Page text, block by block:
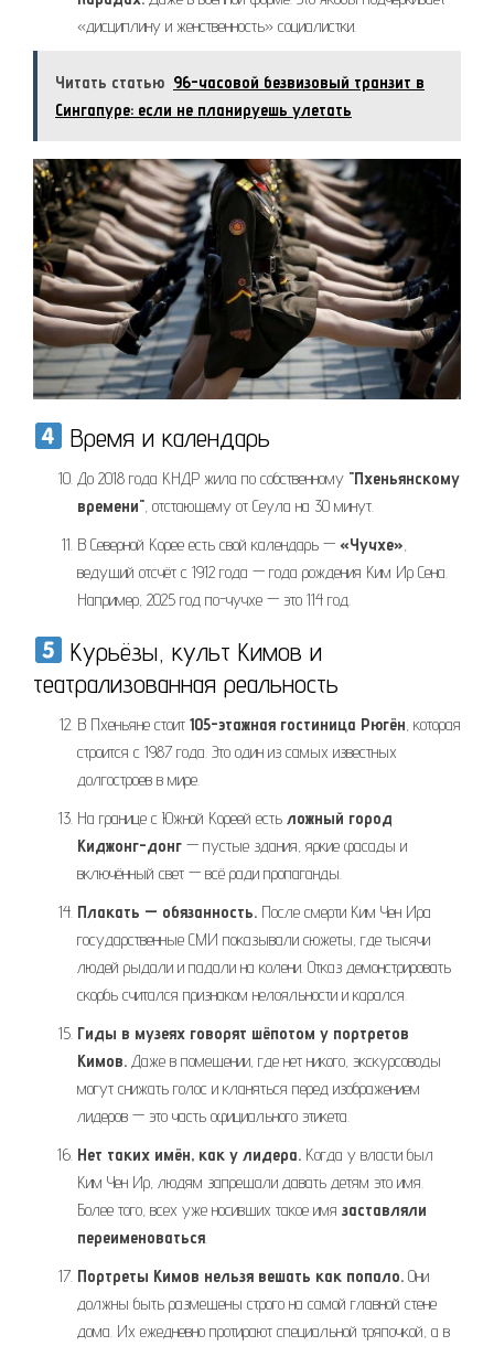
«дисциплину и женственность» социалистки.
Читать статью 96-часовой безвизовый транзит в
Сингапуре: если не планируешь улетать
Время и календарь
До 2018 года КНДР жила по собственному "Пхеньянскому
времени" , отстающему от Сеула на 30 минут.
В Северной Корее есть свой календарь — «Чучхе»
ведущий отсчёт с 1912 года — года рождения Ким Ир Сена.
Например, 2025 год по-чучхе — это 114 год.
Курьёзы, культ Кимов и
театрализованная реальность
В Пхеньяне стоит 105-этажная гостиница Рюгён , которая
строится с 1987 года. Это один из самых известных
долгостроев в мире.
На границе с Южной Кореей есть ложный город
Киджонг-донг — пустые здания, яркие фасады и
включённый свет — всё ради пропаганды.
Плакать — обязанность. После смерти Ким Чен Ира
государственные СМИ показывали сюжеты, где тысячи
людей рыдали и падали на колени. Отказ демонстрировать
скорбь считался признаком нелояльности и карался.
Гиды в музеях говорят шёпотом у портретов
Кимов. Даже в помещении, где нет никого, экскурсоводы
могут снижать голос и кланяться перед изображением
лидеров — это часть официального этикета.
Нет таких имён, как у лидера. Когда у власти был
Ким Чен Ир, людям запрещали давать детям это имя.
Более того, всех уже носивших такое имя заставляли
переименоваться
Портреты Кимов нельзя вешать как попало. Они
должны быть размещены строго на самой главной стене
дома. Их ежедневно протирают специальной тряпочкой, а в